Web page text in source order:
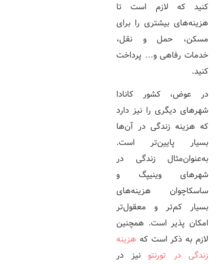
کنید که لازم است تا
هزینه‌های بیشتری را برای
مسکن، حمل و نقل،
خدمات رفاهی و… پرداخت
کنید.
در عوض، کشور کانادا
شهرهای دیگری را نیز دارد
که هزینه زندگی در آن‌ها
بسیار پایین‌تر است.
به‌عنوان‌مثال زندگی در
شهرهای وینیپگ و
ساسکاچوان هزینه‌های
بسیار کم‌تر و معقول‌تر
امکان پذیر است. همچنین
لازم به ذکر است که هزینه
زندگی در تورنتونیز در